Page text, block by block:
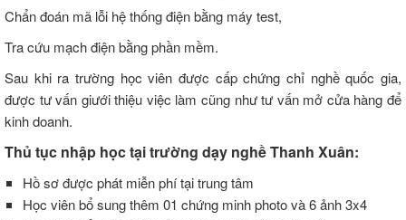
Chẩn đoán mã lỗi hệ thống điện bằng máy test,
Tra cứu mạch điện bằng phần mềm.
Sau khi ra trường học viên được cấp chứng chỉ nghề quốc gia,
được tư vấn giưới thiệu việc làm cũng như tư vấn mở cửa hàng để
kinh doanh.
Thủ tục nhập học tại trường dạy nghề Thanh Xuân:
Hồ sơ được phát miễn phí tại trung tâm
Học viên bổ sung thêm 01 chứng minh photo và 6 ảnh 3x4